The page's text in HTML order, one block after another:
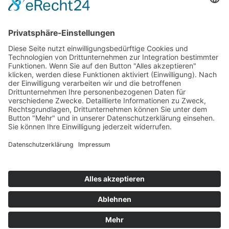
Kontakt
07631 / 97396-204
mgm@lkbh.de
Rechtliches
Impressum
Datenschutz
Cookie-Einstellungen
Quicklinks